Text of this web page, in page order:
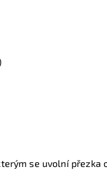
se uvolní přezka